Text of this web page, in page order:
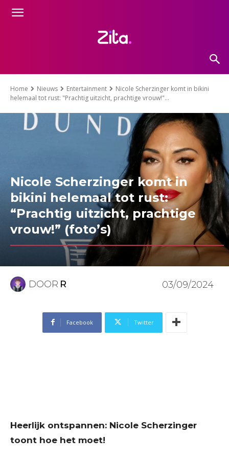
Home Nieuws Entertainment
Nicole Scherzinger komt in bikini
helemaal tot rust: "Prachtig uitzicht, prachtige vrouw!"...
Nicole Scherzinger komt in
bikini helemaal tot rust:
“Prachtig uitzicht, prachtige
vrouw!” (foto’s)
DOOR R 03/09/2024
Facebook Twitter
Heerlijk ontspannen: Nicole Scherzinger
toont hoe het moet!